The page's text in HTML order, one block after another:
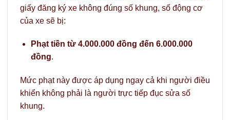
giấy đăng ký xe không đúng số khung, số động cơ
của xe sẽ bị:
Phạt tiền từ 4.000.000 đồng đến 6.000.000
đồng.
Mức phạt này được áp dụng ngay cả khi người điều
khiển không phải là người trực tiếp đục sửa số
khung.